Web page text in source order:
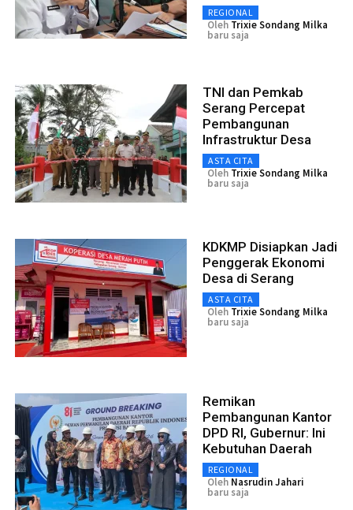
REGIONAL
Oleh Trixie Sondang Milka
baru saja
TNI dan Pemkab
Serang Percepat
Pembangunan
Infrastruktur Desa
ASTA CITA
Oleh Trixie Sondang Milka
baru saja
KDKMP Disiapkan Jadi
Penggerak Ekonomi
Desa di Serang
ASTA CITA
Oleh Trixie Sondang Milka
baru saja
Remikan
Pembangunan Kantor
DPD RI, Gubernur: Ini
Kebutuhan Daerah
REGIONAL
Oleh Nasrudin Jahari
baru saja